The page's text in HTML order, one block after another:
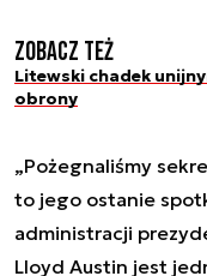
Zobacz też
Litewski chadek
obrony
„Pożegnaliśmy
to jego ostanie
administracji
Lloyd Austin jest